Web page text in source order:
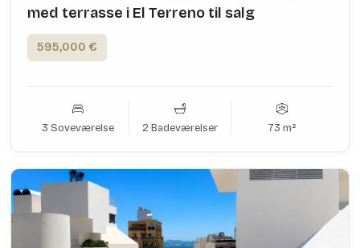
med terrasse i El Terreno til salg
595,000 €
3 Soveværelse 2 Badeværelser 73 m²